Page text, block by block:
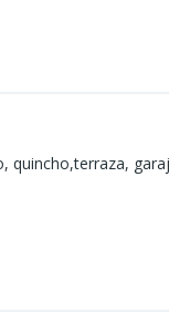
quincho,terraza,